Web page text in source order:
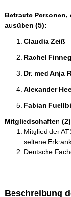
Betraute
ausüben (5):
Claudia Zeiß
Rachel
Dr. med Anja
Alexander
Fabian
Mitgliedschaften
Mitglied der
seltene
Deutsche
Beschreibung